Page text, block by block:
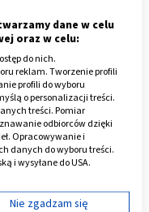
stan ich
w stosunku do
sercowo-
zawały. U
choroby
dane w celu
oraz w celu:
do nich.
reklam. Tworzenie profili
profili do wyboru
o personalizacji treści.
treści. Pomiar
odbiorców dzięki
Opracowywanie i
danych do wyboru treści.
i wysyłane do USA.
IAB)
Nie zgadzam się